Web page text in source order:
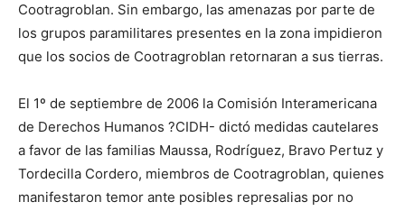
Cootragroblan. Sin embargo, las amenazas por parte de
los grupos paramilitares presentes en la zona impidieron
que los socios de Cootragroblan retornaran a sus tierras.
El 1º de septiembre de 2006 la Comisión Interamericana
de Derechos Humanos ?CIDH- dictó medidas cautelares
a favor de las familias Maussa, Rodríguez, Bravo Pertuz y
Tordecilla Cordero, miembros de Cootragroblan, quienes
manifestaron temor ante posibles represalias por no